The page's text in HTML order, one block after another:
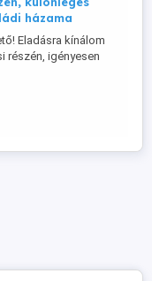
házama
Eladásra kínálom
részén, igényesen
hangulatú, világos,
nm-es 2 szintes,
házamat, 527
szabott gépesített